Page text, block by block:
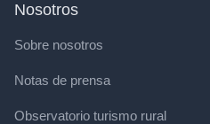
Nosotros
Sobre nosotros
Notas de prensa
Observatorio turismo rural